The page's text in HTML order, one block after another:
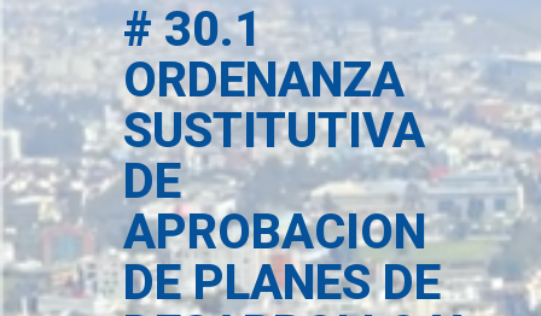
# 30.1
ORDENANZA
SUSTITUTIVA
DE
APROBACION
DE PLANES DE